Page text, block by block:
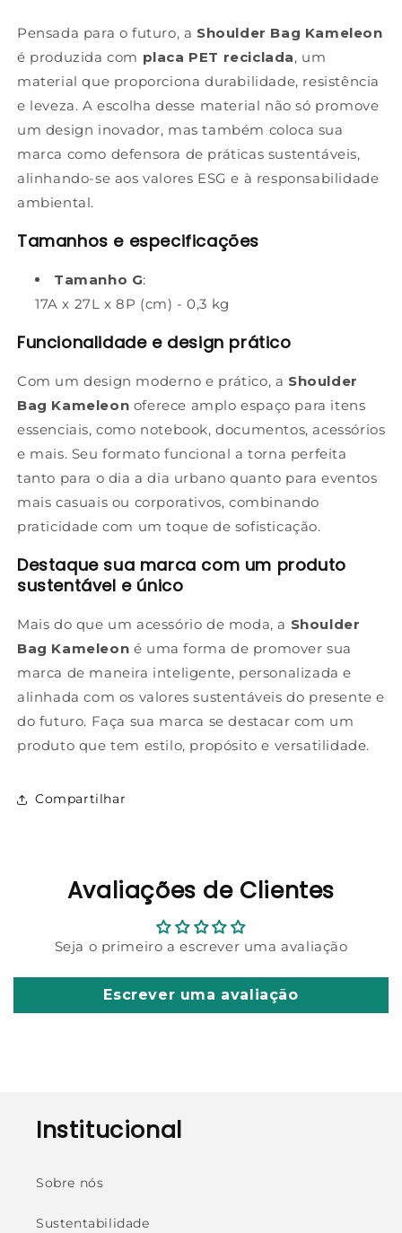
Pensada para o futuro, a Shoulder Bag Kameleon
é produzida com placa PET reciclada, um
material que proporciona durabilidade, resistência
e leveza. A escolha desse material não só promove
um design inovador, mas também coloca sua
marca como defensora de práticas sustentáveis,
alinhando-se aos valores ESG e à responsabilidade
ambiental.
Tamanhos e especificações
Tamanho G:
17A x 27L x 8P (cm) - 0,3 kg
Funcionalidade e design prático
Com um design moderno e prático, a Shoulder
Bag Kameleon oferece amplo espaço para itens
essenciais, como notebook, documentos, acessórios
e mais. Seu formato funcional a torna perfeita
tanto para o dia a dia urbano quanto para eventos
mais casuais ou corporativos, combinando
praticidade com um toque de sofisticação.
Destaque sua marca com um produto
sustentável e único
Mais do que um acessório de moda, a Shoulder
Bag Kameleon é uma forma de promover sua
marca de maneira inteligente, personalizada e
alinhada com os valores sustentáveis do presente e
do futuro. Faça sua marca se destacar com um
produto que tem estilo, propósito e versatilidade.
Compartilhar
Avaliações de Clientes
Seja o primeiro a escrever uma avaliação
Escrever uma avaliação
Institucional
Sobre nós
Sustentabilidade